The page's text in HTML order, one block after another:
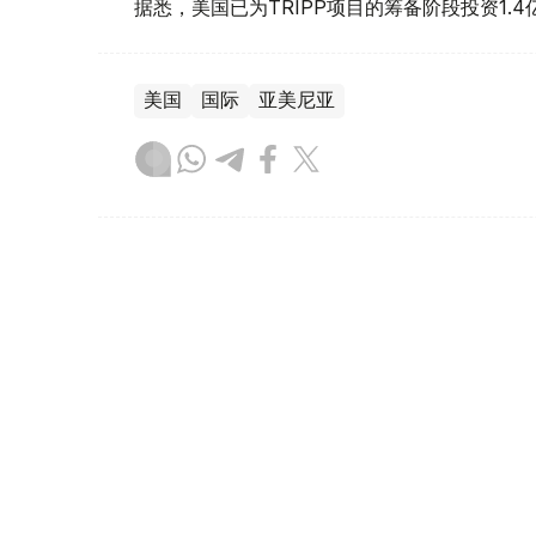
据悉，美国已为TRIPP项目的筹备阶段投资1.4
美国 国际 亚美尼亚